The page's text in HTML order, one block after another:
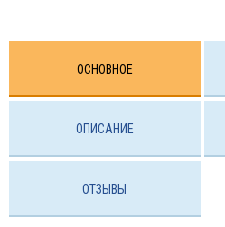
ОСНОВНОЕ
ОПИСАНИЕ
ОТЗЫВЫ